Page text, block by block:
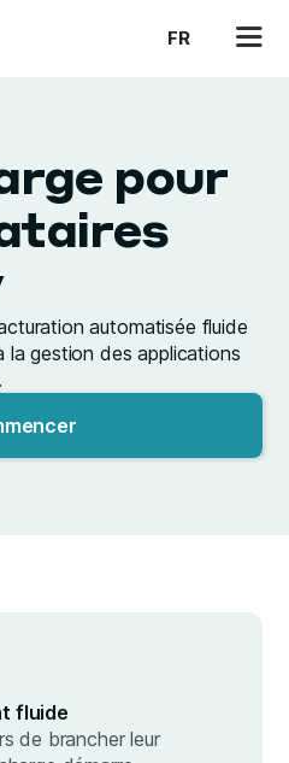
FR
pour
automatisée fluide
la gestion des applications
fluide
de brancher leur